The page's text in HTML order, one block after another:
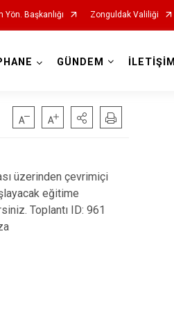
Başkanlığı Zonguldak Valiliği
GÜNDEM İLETİŞİM
üzerinden çevrimiçi
eğitime
Toplantı ID: 961